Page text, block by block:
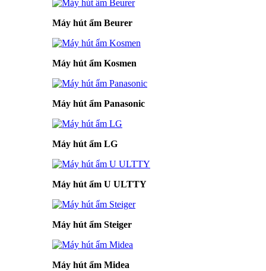
Máy hút ẩm Beurer
Máy hút ẩm Kosmen
Máy hút ẩm Panasonic
Máy hút ẩm LG
Máy hút ẩm U ULTTY
Máy hút ẩm Steiger
Máy hút ẩm Midea